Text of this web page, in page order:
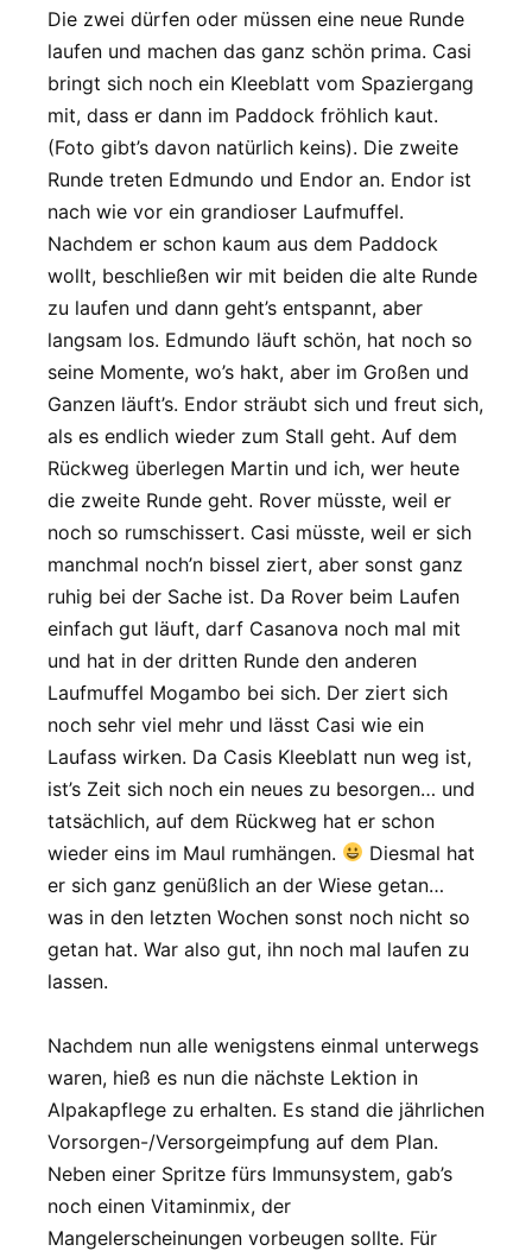
Die zwei dürfen oder müssen eine neue Runde
laufen und machen das ganz schön prima. Casi
bringt sich noch ein Kleeblatt vom Spaziergang
mit, dass er dann im Paddock fröhlich kaut.
(Foto gibt’s davon natürlich keins). Die zweite
Runde treten Edmundo und Endor an. Endor ist
nach wie vor ein grandioser Laufmuffel.
Nachdem er schon kaum aus dem Paddock
wollt, beschließen wir mit beiden die alte Runde
zu laufen und dann geht’s entspannt, aber
langsam los. Edmundo läuft schön, hat noch so
seine Momente, wo’s hakt, aber im Großen und
Ganzen läuft’s. Endor sträubt sich und freut sich,
als es endlich wieder zum Stall geht. Auf dem
Rückweg überlegen Martin und ich, wer heute
die zweite Runde geht. Rover müsste, weil er
noch so rumschissert. Casi müsste, weil er sich
manchmal noch’n bissel ziert, aber sonst ganz
ruhig bei der Sache ist. Da Rover beim Laufen
einfach gut läuft, darf Casanova noch mal mit
und hat in der dritten Runde den anderen
Laufmuffel Mogambo bei sich. Der ziert sich
noch sehr viel mehr und lässt Casi wie ein
Laufass wirken. Da Casis Kleeblatt nun weg ist,
ist’s Zeit sich noch ein neues zu besorgen… und
tatsächlich, auf dem Rückweg hat er schon
wieder eins im Maul rumhängen.
Diesmal hat
er sich ganz genüßlich an der Wiese getan…
was in den letzten Wochen sonst noch nicht so
getan hat. War also gut, ihn noch mal laufen zu
lassen.
Nachdem nun alle wenigstens einmal unterwegs
waren, hieß es nun die nächste Lektion in
Alpakapflege zu erhalten. Es stand die jährlichen
Vorsorgen-/Versorgeimpfung auf dem Plan.
Neben einer Spritze fürs Immunsystem, gab’s
noch einen Vitaminmix, der
Mangelerscheinungen vorbeugen sollte. Für